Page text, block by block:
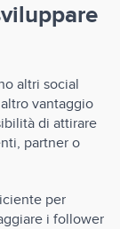
altri social
vantaggio
di attirare
partner o
per
i follower